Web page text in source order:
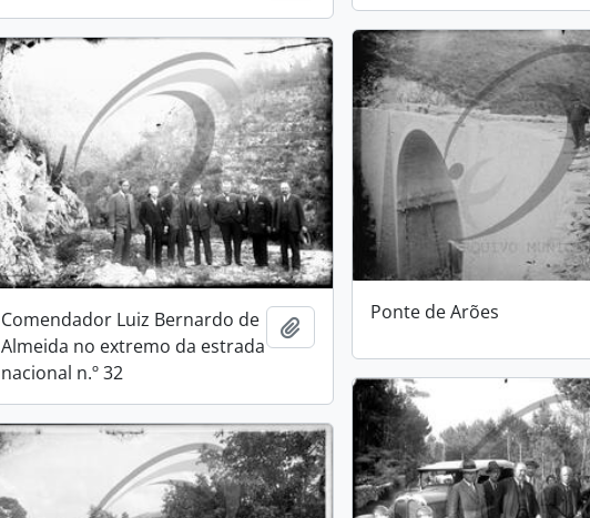
Ponte de Arões
Comendador Luiz Bernardo de
Almeida no extremo da estrada
nacional n.º 32
Add to clipboard